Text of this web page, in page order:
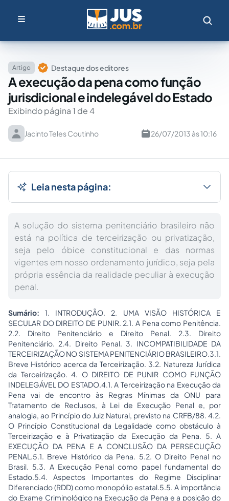
Artigo Destaque dos editores
A execução da pena como função
jurisdicional e indelegável do Estado
Exibindo página 1 de 4
Jacinto Teles Coutinho 26/07/2013 às 10:16
Leia nesta página:
A solução do sistema penitenciário brasileiro não
está na política de terceirização ou privatização,
seja pelo óbice constitucional e das normas
vigentes em nosso ordenamento jurídico, seja pela
própria essência da realidade peculiar à execução
penal.
Sumário:1. INTRODUÇÃO. 2. UMA VISÃO HISTÓRICA E
SECULAR DO DIREITO DE PUNIR. 2.1. A Pena como Penitência.
2.2. Direito Penitenciário e Direito Penal. 2.3. Direito
Penitenciário. 2.4. Direito Penal. 3. INCOMPATIBILIDADE DA
TERCEIRIZAÇÃO NO SISTEMA PENITENCIÁRIO BRASILEIRO.3.1.
Breve Histórico acerca da Terceirização. 3.2. Natureza Jurídica
da Terceirização. 4. O DIREITO DE PUNIR COMO FUNÇÃO
INDELEGÁVEL DO ESTADO.4.1. A Terceirização na Execução da
Pena vai de encontro às Regras Mínimas da ONU para
Tratamento de Reclusos, à Lei de Execução Penal e, por
analogia, ao Princípio do Juiz Natural, previsto na CRFB/88. 4.2.
O Princípio Constitucional da Legalidade como obstáculo à
Terceirização e à Privatização da Execução da Pena. 5. A
EXECUÇÃO DA PENA E A CONCLUSÃO DA PERSECUÇÃO
PENAL.5.1. Breve Histórico da Pena. 5.2. O Direito Penal no
Brasil. 5.3. A Execução Penal como papel fundamental do
Estado.5.4. Aspectos Importantes do Regime Disciplinar
Diferenciado (RDD) como monopólio estatal.5.5. A importância
do Exame Criminológico na Execução da Pena e a posição do